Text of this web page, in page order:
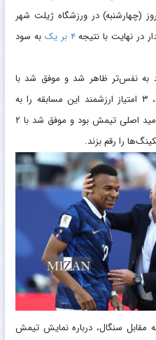
۱:۳۰ امروز (چهارشنبه) در ورزشگاه ژیلت شهر
در نهایت با نتیجه۴ بر یک
به سود
به نفس‌تر ظاهر شد و موفق شد با
استفاده حداکثری از موقعیت‌های خود، ۳ امتیاز ارزشمند این مسابقه را به
، غول نروژی امید اصلی تیمش بود و موفق شد با ۲
را رقم بزند.
۳-۱ فرانسه مقابل سنگال، درباره نمایش تیمش